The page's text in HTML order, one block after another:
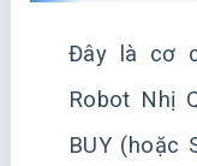
Đây là cơ
Robot Nhị
BUY (hoặc